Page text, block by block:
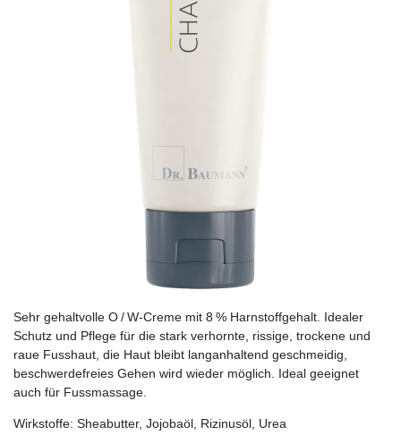
Sehr gehaltvolle O / W-Creme mit 8 % Harnstoffgehalt. Idealer
Schutz und Pflege für die stark verhornte, rissige, trockene und
raue Fusshaut, die Haut bleibt langanhaltend geschmeidig,
beschwerdefreies Gehen wird wieder möglich. Ideal geeignet
auch für Fussmassage.
Wirkstoffe: Sheabutter, Jojobaöl, Rizinusöl, Urea